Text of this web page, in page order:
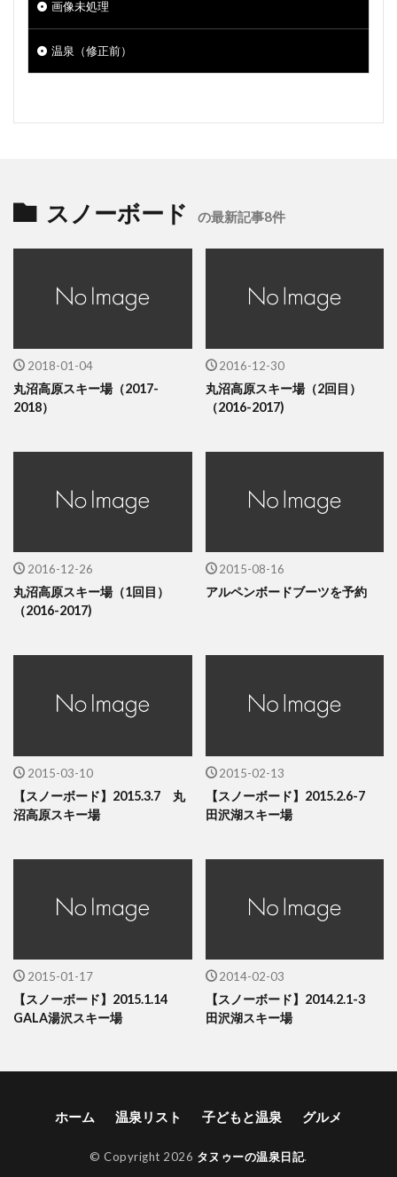
画像未処理
温泉（修正前）
スノーボード の最新記事8件
2018-01-04
丸沼高原スキー場（2017-
2018）
2016-12-30
丸沼高原スキー場（2回目）
（2016-2017)
2016-12-26
丸沼高原スキー場（1回目）
（2016-2017)
2015-08-16
アルペンボードブーツを予約
2015-03-10
【スノーボード】2015.3.7 丸
沼高原スキー場
2015-02-13
【スノーボード】2015.2.6-7
田沢湖スキー場
2015-01-17
【スノーボード】2015.1.14
GALA湯沢スキー場
2014-02-03
【スノーボード】2014.2.1-3
田沢湖スキー場
ホーム 温泉リスト 子どもと温泉 グルメ
© Copyright 2026 タヌゥーの温泉日記.